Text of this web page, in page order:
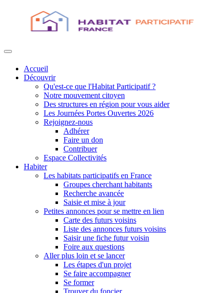
Accueil
Découvrir
Qu'est-ce que l'Habitat Participatif ?
Notre mouvement citoyen
Des structures en région pour vous aider
Les Journées Portes Ouvertes 2026
Rejoignez-nous
Adhérer
Faire un don
Contribuer
Espace Collectivités
Habiter
Les habitats participatifs en France
Groupes cherchant habitants
Recherche avancée
Saisie et mise à jour
Petites annonces pour se mettre en lien
Carte des futurs voisins
Liste des annonces futurs voisins
Saisir une fiche futur voisin
Foire aux questions
Aller plus loin et se lancer
Les étapes d'un projet
Se faire accompagner
Se former
Trouver du foncier